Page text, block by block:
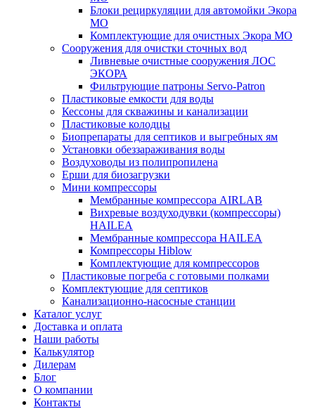
Блоки рециркуляции для автомойки Экора
МО
Комплектующие для очистных Экора МО
Сооружения для очистки сточных вод
Ливневые очистные сооружения ЛОС
ЭКОРА
Фильтрующие патроны Servo-Patron
Пластиковые емкости для воды
Кессоны для скважины и канализации
Пластиковые колодцы
Биопрепараты для септиков и выгребных ям
Установки обеззараживания воды
Воздуховоды из полипропилена
Ерши для биозагрузки
Мини компрессоры
Мембранные компрессора AIRLAB
Вихревые воздуходувки (компрессоры)
HAILEA
Мембранные компрессора HAILEA
Компрессоры Hiblow
Комплектующие для компрессоров
Пластиковые погреба с готовыми полками
Комплектующие для септиков
Канализационно-насосные станции
Каталог услуг
Доставка и оплата
Наши работы
Калькулятор
Дилерам
Блог
О компании
Контакты